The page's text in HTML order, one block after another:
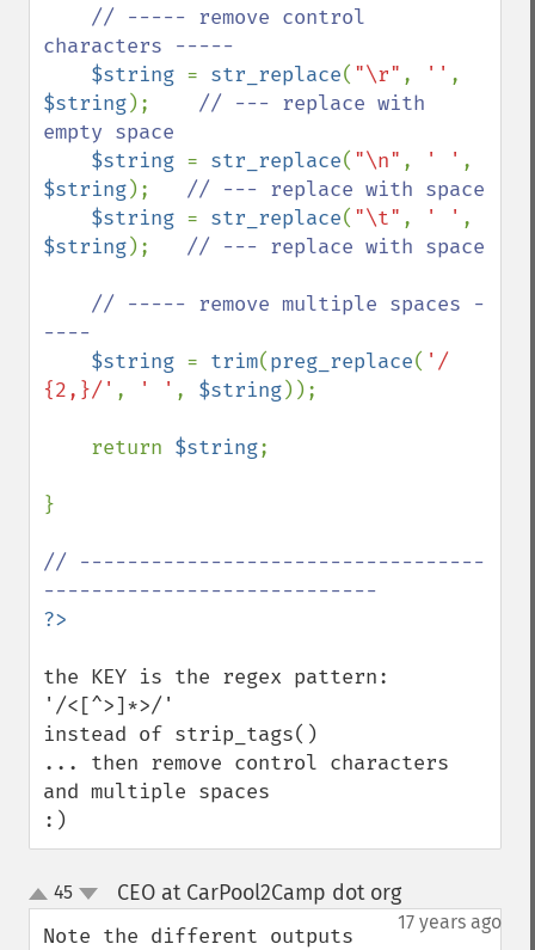
// ----- remove control
characters -----
$string = str_replace( "\r" , ''
$string); // --- replace with
empty space
$string = str_replace( "\n" , ' '
$string); // --- replace with space
$string = str_replace( "\t" , ' '
$string); // --- replace with space
----
$string = trim(preg_replace( '/
{2,}/' , ' ' , $string));
    return
$string;
}
// ----------------------------------
the KEY is the regex pattern:
'/<[^>]*>/'
instead of strip_tags()
... then remove control characters
and multiple spaces
:)
up
down
45 CEO at CarPool2Camp dot org¶
17 years ago
Note the different outputs